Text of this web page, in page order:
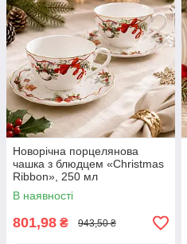
Новорічна порцелянова
чашка з блюдцем «Christmas
Ribbon», 250 мл
В наявності
801,98 ₴ 943,50 ₴